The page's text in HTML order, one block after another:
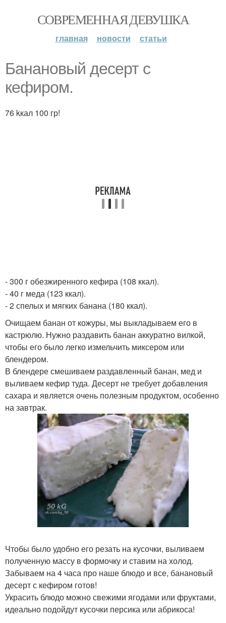
СОВРЕМЕННАЯ ДЕВУШКА
главная новости статьи
Банановый десерт с
кефиром.
76 kкал 100 гр!
- 300 г обезжиренного кефира (108 ккал).
- 40 г меда (123 ккал).
- 2 спелых и мягких банана (180 ккал).
Очищаем банан от кожуры, мы выкладываем его в
кастрюлю. Нужно раздавить банан аккуратно вилкой,
чтобы его было легко измельчить миксером или
блендером.
В блендере смешиваем раздавленный банан, мед и
выливаем кефир туда. Десерт не требует добавления
сахара и является очень полезным продуктом, особенно
на завтрак.
Чтобы было удобно его резать на кусочки, выливаем
полученную массу в формочку и ставим на холод.
Забываем на 4 часа про наше блюдо и все, банановый
десерт с кефиром готов!
Украсить блюдо можно свежими ягодами или фруктами,
идеально подойдут кусочки персика или абрикоса!